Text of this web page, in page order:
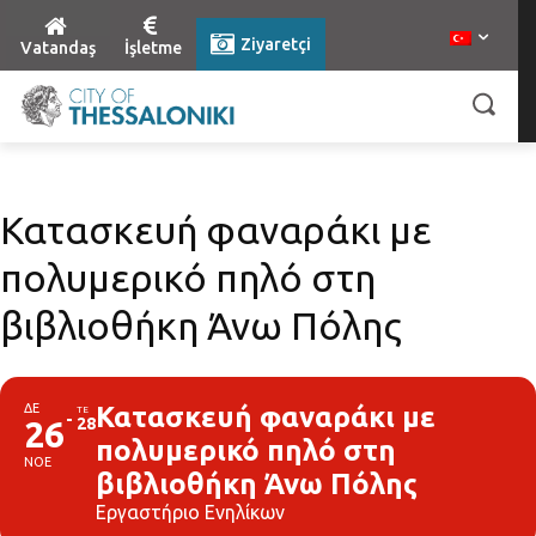
Vatandaş İşletme Ziyaretçi
Κατασκευή φαναράκι με
πολυμερικό πηλό στη
βιβλιοθήκη Άνω Πόλης
ΔΕ
26
ΝΟΕ
ΤΕ
28Κατασκευή φαναράκι με
πολυμερικό πηλό στη
βιβλιοθήκη Άνω Πόλης
Εργαστήριο Ενηλίκων